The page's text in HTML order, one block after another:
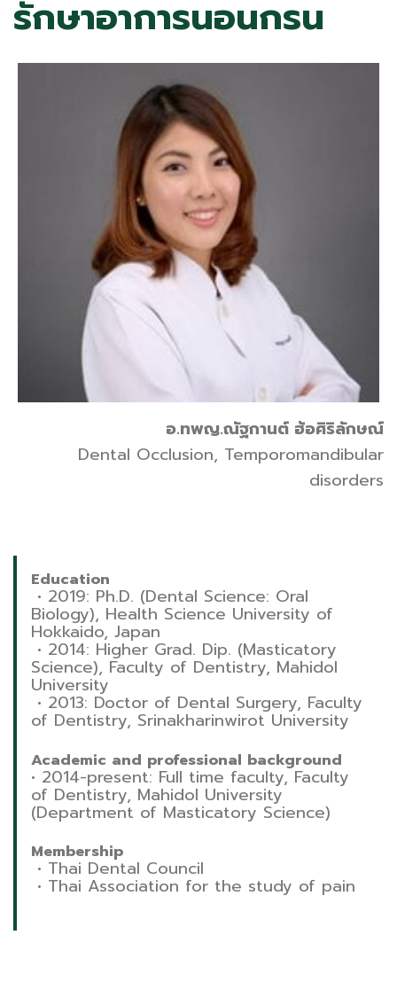
รักษาอาการนอนกรน
อ.ทพญ.ณัฐกานต์ ฮ้อศิริลักษณ์
Dental Occlusion, Temporomandibular
disorders
Education
• 2019: Ph.D. (Dental Science: Oral
Biology), Health Science University of
Hokkaido, Japan
• 2014: Higher Grad. Dip. (Masticatory
Science), Faculty of Dentistry, Mahidol
University
• 2013: Doctor of Dental Surgery, Faculty
of Dentistry, Srinakharinwirot University
Academic and professional background
• 2014-present: Full time faculty, Faculty
of Dentistry, Mahidol University
(Department of Masticatory Science)
Membership
• Thai Dental Council
• Thai Association for the study of pain